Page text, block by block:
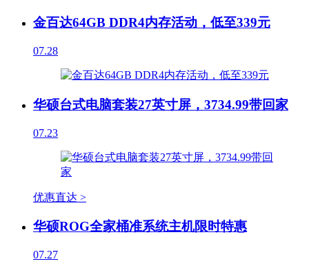
金百达64GB DDR4内存活动，低至339元
07.28
华硕台式电脑套装27英寸屏，3734.99带回家
07.23
优惠直达 >
华硕ROG全家桶准系统主机限时特惠
07.27